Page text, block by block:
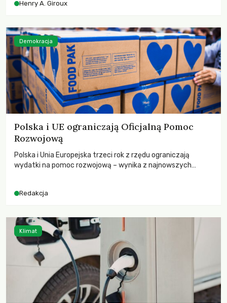
wychowają świadomych obywateli?
Henry A. Giroux
Polska i UE ograniczają Oficjalną Pomoc
Rozwojową
Polska i Unia Europejska trzeci rok z rzędu ograniczają
wydatki na pomoc rozwojową – wynika z najnowszych
odnotowano największe tąpnięcie ODA w historii. Jakie będą
kryzysami i ubóstwem?
Redakcja
Demokracja
Klimat